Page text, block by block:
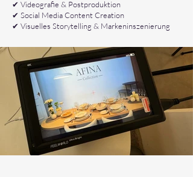
✔ Videografie & Postproduktion
✔ Social Media Content Creation
✔ Visuelles Storytelling & Markeninszenierung